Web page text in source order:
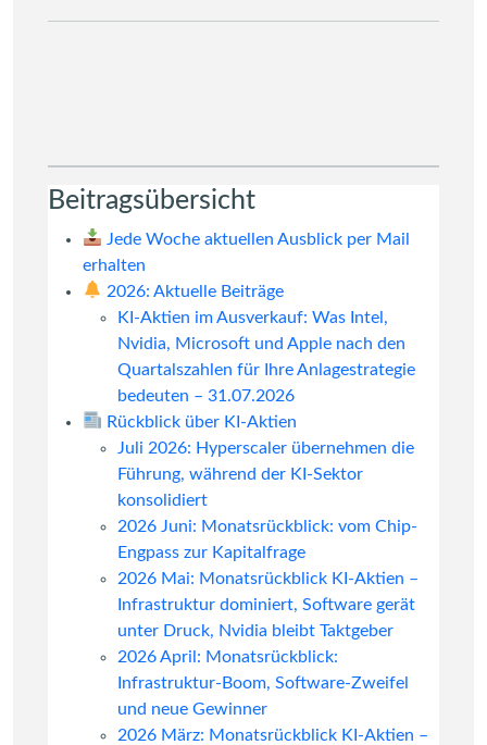
Beitragsübersicht
Jede Woche aktuellen Ausblick per Mail
erhalten
2026: Aktuelle Beiträge
KI-Aktien im Ausverkauf: Was Intel,
Nvidia, Microsoft und Apple nach den
Quartalszahlen für Ihre Anlagestrategie
bedeuten – 31.07.2026
Rückblick über KI-Aktien
Juli 2026: Hyperscaler übernehmen die
Führung, während der KI-Sektor
konsolidiert
2026 Juni: Monatsrückblick: vom Chip-
Engpass zur Kapitalfrage
2026 Mai: Monatsrückblick KI-Aktien –
Infrastruktur dominiert, Software gerät
unter Druck, Nvidia bleibt Taktgeber
2026 April: Monatsrückblick:
Infrastruktur-Boom, Software-Zweifel
und neue Gewinner
2026 März: Monatsrückblick KI-Aktien –